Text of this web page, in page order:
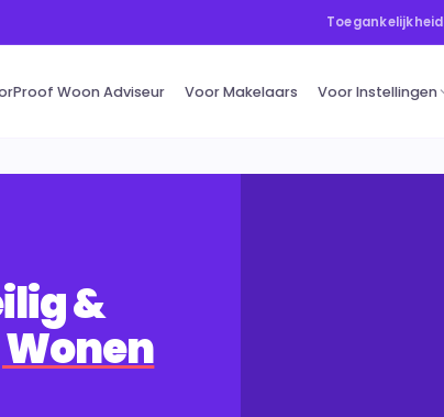
Toegankelijkheid
Woon Adviseur Voor Makelaars Voor Instellingen
&